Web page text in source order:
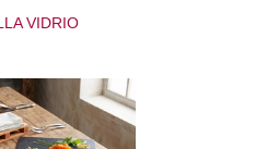
VIDRIO